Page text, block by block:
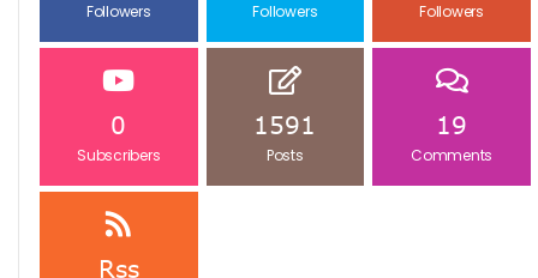
Followers Followers Followers
0
Subscribers
1591
Posts
19
Comments
Rss